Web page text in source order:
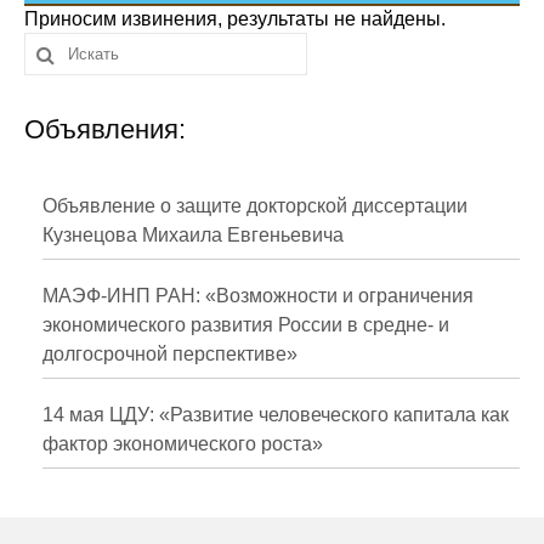
Сотрудники
Отчетность
Противодействие коррупции
Публикации
Научная жизнь
Издания
Проблемы прогнозирования
О журнале
Приносим извинения, результаты не найдены.
Объявления:
Объявление о защите докторской диссертации
Кузнецова Михаила Евгеньевича
МАЭФ-ИНП РАН: «Возможности и ограничения
экономического развития России в средне- и
долгосрочной перспективе»
14 мая ЦДУ: «Развитие человеческого капитала как
фактор экономического роста»